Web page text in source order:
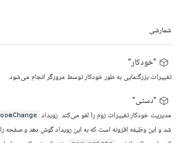
شمارشی
"خودکار"
تغییرات بزرگنمایی به طور خودکار توسط مرورگر انجام می‌شود.
"دستی"
مدیریت خودکار تغییرات زوم را لغو می‌کند. رویداد
شد و این وظیفه افزونه است که به این رویداد گوش دهد و صفحه